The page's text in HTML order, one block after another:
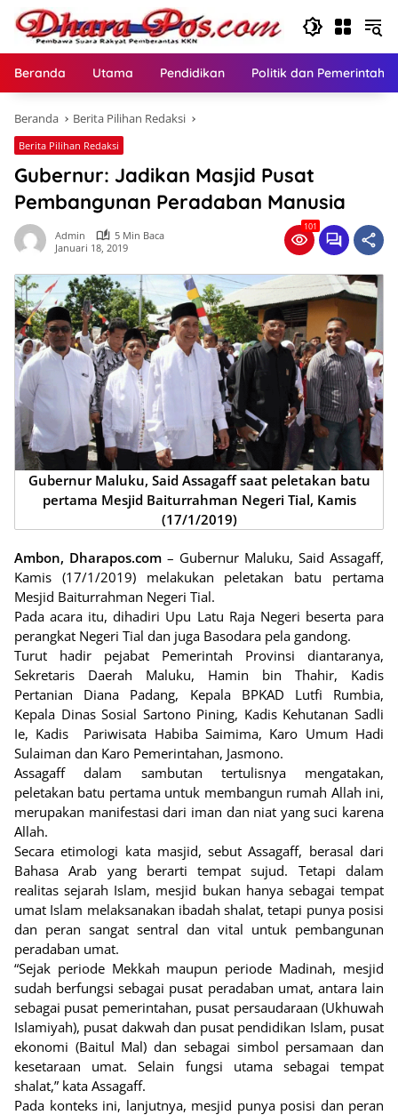
Langsung
konten
Beranda Utama Pendidikan Politik dan
Beranda Berita Pilihan Redaksi
Berita Pilihan Redaksi
Gubernur: Jadikan Masjid Pusat
Pembangunan Peradaban Manusia
Admin
5 Min Baca
Januari 18, 2019
101
Gubernur Maluku, Said Assagaff saat peletakan batu
pertama Mesjid Baiturrahman Negeri Tial, Kamis
(17/1/2019)
Ambon, Dharapos.com – Gubernur Maluku, Said Assagaff,
Kamis (17/1/2019) melakukan peletakan batu pertama
Mesjid Baiturrahman Negeri Tial.
Pada acara itu, dihadiri Upu Latu Raja Negeri beserta para
perangkat Negeri Tial dan juga Basodara pela gandong.
Turut hadir pejabat Pemerintah Provinsi diantaranya,
Sekretaris Daerah Maluku, Hamin bin Thahir, Kadis
Pertanian Diana Padang, Kepala BPKAD Lutfi Rumbia,
Kepala Dinas Sosial Sartono Pining, Kadis Kehutanan Sadli
Ie, Kadis Pariwisata Habiba Saimima, Karo Umum Hadi
Sulaiman dan Karo Pemerintahan, Jasmono.
Assagaff dalam sambutan tertulisnya mengatakan,
peletakan batu pertama untuk membangun rumah Allah ini,
merupakan manifestasi dari iman dan niat yang suci karena
Allah.
Secara etimologi kata masjid, sebut Assagaff, berasal dari
Bahasa Arab yang berarti tempat sujud. Tetapi dalam
realitas sejarah Islam, mesjid bukan hanya sebagai tempat
umat Islam melaksanakan ibadah shalat, tetapi punya posisi
dan peran sangat sentral dan vital untuk pembangunan
peradaban umat.
“Sejak periode Mekkah maupun periode Madinah, mesjid
sudah berfungsi sebagai pusat peradaban umat, antara lain
sebagai pusat pemerintahan, pusat persaudaraan (Ukhuwah
Islamiyah), pusat dakwah dan pusat pendidikan Islam, pusat
ekonomi (Baitul Mal) dan sebagai simbol persamaan dan
kesetaraan umat. Selain fungsi utama sebagai tempat
shalat,” kata Assagaff.
Pada konteks ini, lanjutnya, mesjid punya posisi dan peran